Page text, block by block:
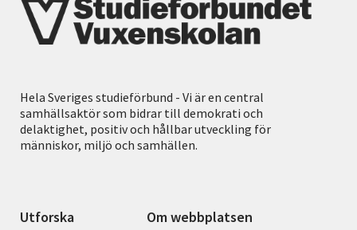
Hela Sveriges studieförbund - Vi är en central
samhällsaktör som bidrar till demokrati och
delaktighet, positiv och hållbar utveckling för
människor, miljö och samhällen.
Utforska Om webbplatsen